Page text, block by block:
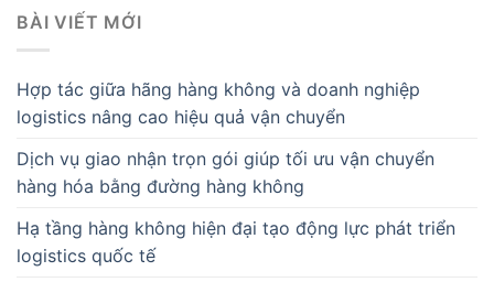
BÀI VIẾT MỚI
Hợp tác giữa hãng hàng không và doanh nghiệp
logistics nâng cao hiệu quả vận chuyển
Dịch vụ giao nhận trọn gói giúp tối ưu vận chuyển
hàng hóa bằng đường hàng không
Hạ tầng hàng không hiện đại tạo động lực phát triển
logistics quốc tế